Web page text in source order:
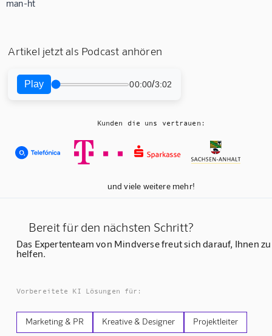
man-ht
Artikel jetzt als Podcast anhören
Play 00:00/3:02
Kunden die uns vertrauen:
und viele weitere mehr!
Bereit für den nächsten Schritt?
Das Expertenteam von Mindverse freut sich darauf, Ihnen zu
helfen.
Vorbereitete KI Lösungen für:
Marketing & PR Kreative & Designer Projektleiter